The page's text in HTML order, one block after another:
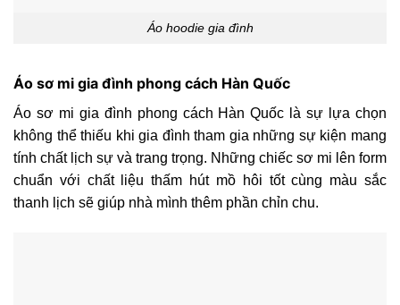
Áo hoodie gia đình
Áo sơ mi gia đình phong cách Hàn Quốc
Áo sơ mi gia đình phong cách Hàn Quốc là sự lựa chọn
không thể thiếu khi gia đình tham gia những sự kiện mang
tính chất lịch sự và trang trọng. Những chiếc sơ mi lên form
chuẩn với chất liệu thấm hút mồ hôi tốt cùng màu sắc
thanh lịch sẽ giúp nhà mình thêm phần chỉn chu.